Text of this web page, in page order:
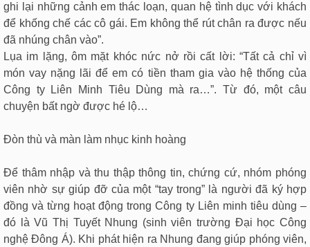
ghi lại những cảnh em thác loạn, quan hệ tình dục với khách
để khống chế các cô gái. Em không thể rút chân ra được nếu
đã nhúng chân vào”.
Lụa im lặng, ôm mặt khóc nức nở rồi cất lời: “Tất cả chỉ vì
món vay nặng lãi để em có tiền tham gia vào hệ thống của
Công ty Liên Minh Tiêu Dùng mà ra…”. Từ đó, một câu
chuyện bất ngờ được hé lộ…
Đòn thù và màn làm nhục kinh hoàng
Để thâm nhập và thu thập thông tin, chứng cứ, nhóm phóng
viên nhờ sự giúp đỡ của một “tay trong” là người đã ký hợp
đồng và từng hoạt động trong Công ty Liên minh tiêu dùng –
đó là Vũ Thị Tuyết Nhung (sinh viên trường Đại học Công
nghệ Đông Á). Khi phát hiện ra Nhung đang giúp phóng viên,